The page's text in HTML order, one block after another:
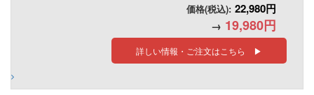
価格(税込): 22,980円
→ 19,980円
詳しい情報・ご注文はこちら ▶